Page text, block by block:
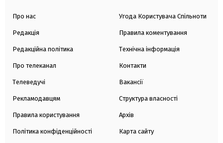
Про нас
Редакція
Редакційна політика
Про телеканал
Телеведучі
Рекламодавцям
Правила користування
Політика конфіденційності
Угода Користувача Спільноти
Правила коментування
Технічна інформація
Контакти
Вакансії
Структура власності
Архів
Карта сайту